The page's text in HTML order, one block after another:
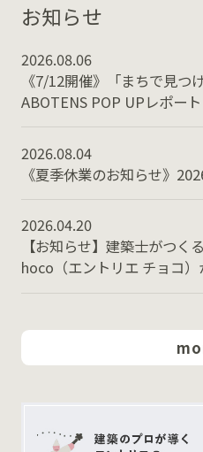
お知らせ
2026.08.06
《7/12開催》「まちで見つ
ABOTENS POP UPレポート
2026.08.04
《夏季休業のお知らせ》
2026.04.20
【お知らせ】建築士がつ
hoco（エントリエ チョコ